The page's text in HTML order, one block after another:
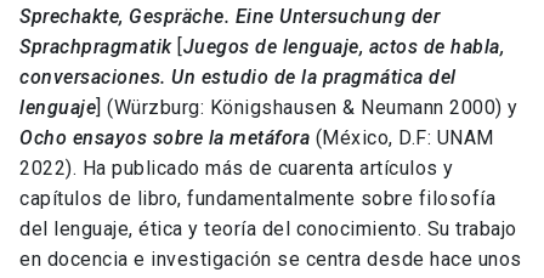
Sprechakte, Gespräche. Eine Untersuchung der
Sprachpragmatik Juegos de lenguaje, actos de habla,
conversaciones. Un estudio de la pragmática del
lenguaje ] (Würzburg: Königshausen & Neumann 2000) y
Ocho ensayos sobre la metáfora (México, D.F: UNAM
2022). Ha publicado más de cuarenta artículos y
capítulos de libro, fundamentalmente sobre filosofía
del lenguaje, ética y teoría del conocimiento. Su trabajo
en docencia e investigación se centra desde hace unos